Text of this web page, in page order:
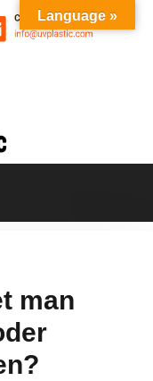
man
Language »